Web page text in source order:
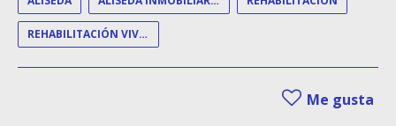
REHABILITACIÓN VIVIENDAS
Me gusta